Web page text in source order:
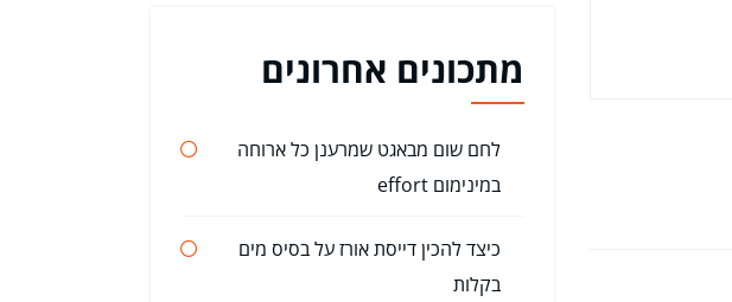
מתכונים אחרונים
לחם שום מבאגט שמרענן כל ארוחה
במינימום effort
כיצד להכין דייסת אורז על בסיס מים
בקלות